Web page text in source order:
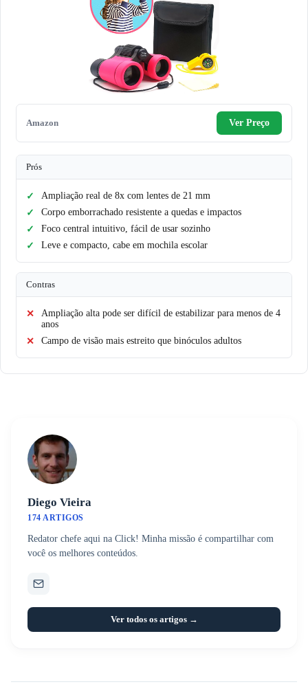
Amazon Ver Preço
Prós
Ampliação real de 8x com lentes de 21 mm
Corpo emborrachado resistente a quedas e impactos
Foco central intuitivo, fácil de usar sozinho
Leve e compacto, cabe em mochila escolar
Contras
Ampliação alta pode ser difícil de estabilizar para menos de 4
anos
Campo de visão mais estreito que binóculos adultos
Diego Vieira
174 ARTIGOS
Redator chefe aqui na Click! Minha missão é compartilhar com
você os melhores conteúdos.
Ver todos os artigos →